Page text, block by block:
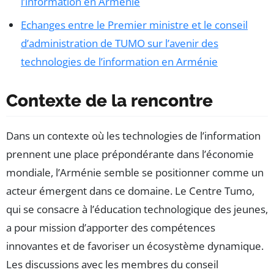
Echanges entre le Premier ministre et le conseil
d’administration de TUMO sur l’avenir des
technologies de l’information en Arménie
Contexte de la rencontre
Dans un contexte où les technologies de l’information
prennent une place prépondérante dans l’économie
mondiale, l’Arménie semble se positionner comme un
acteur émergent dans ce domaine. Le Centre Tumo,
qui se consacre à l’éducation technologique des jeunes,
a pour mission d’apporter des compétences
innovantes et de favoriser un écosystème dynamique.
Les discussions avec les membres du conseil